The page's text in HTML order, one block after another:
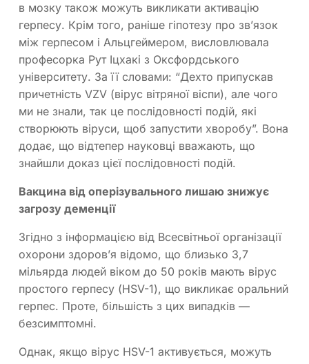
в мозку також можуть викликати активацію
герпесу. Крім того, раніше гіпотезу про зв’язок
між герпесом і Альцгеймером, висловлювала
професорка Рут Іцхакі з Оксфордського
університету. За її словами: “Дехто припускав
причетність VZV (вірус вітряної віспи), але чого
ми не знали, так це послідовності подій, які
створюють віруси, щоб запустити хворобу”. Вона
додає, що відтепер науковці вважають, що
знайшли доказ цієї послідовності подій.
Вакцина від оперізувального лишаю знижує
загрозу деменції
Згідно з інформацією від Всесвітньої організації
охорони здоров’я відомо, що близько 3,7
мільярда людей віком до 50 років мають вірус
простого герпесу (HSV-1), що викликає оральний
герпес. Проте, більшість з цих випадків —
безсимптомні.
Однак, якщо вірус HSV-1 активується, можуть